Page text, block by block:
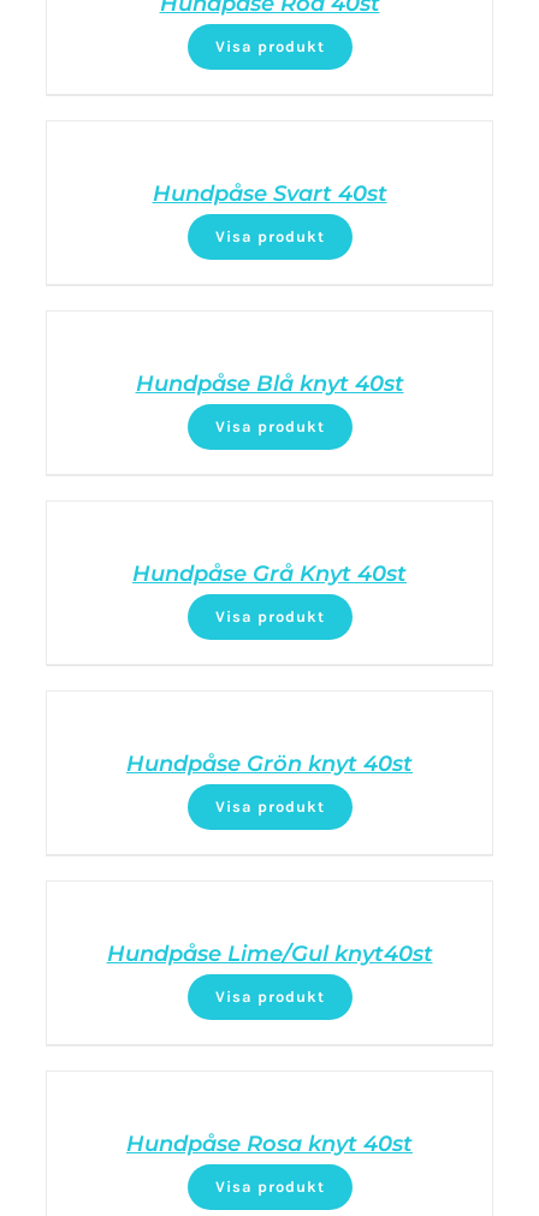
Visa produkt
Hundpåse Svart 40st
Visa produkt
Hundpåse Blå knyt 40st
Visa produkt
Hundpåse Grå Knyt 40st
Visa produkt
Hundpåse Grön knyt 40st
Visa produkt
Hundpåse Lime/Gul knyt40st
Visa produkt
Hundpåse Rosa knyt 40st
Visa produkt